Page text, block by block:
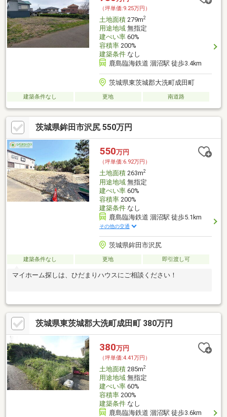
（坪単価:9.25万円）
土地面積279m2
用途地域無指定
建ぺい率60%
容積率200%
建築条件なし
鹿島臨海鉄道 涸沼駅 徒歩3.4km
茨城県東茨城郡大洗町成田町
建築条件なし 更地 南道路
茨城県鉾田市沢尻 550万円
550万円
（坪単価:6.92万円）
土地面積263m2
用途地域無指定
建ぺい率60%
容積率200%
建築条件なし
鹿島臨海鉄道 涸沼駅 徒歩5.1km
その他の交通
茨城県鉾田市沢尻
建築条件なし 更地 即引渡し可
マイホーム探しは、ひだまりハウスにご相談ください！
茨城県東茨城郡大洗町成田町 380万円
380万円
（坪単価:4.41万円）
土地面積285m2
用途地域無指定
建ぺい率60%
容積率200%
建築条件なし
鹿島臨海鉄道 涸沼駅 徒歩3.6km